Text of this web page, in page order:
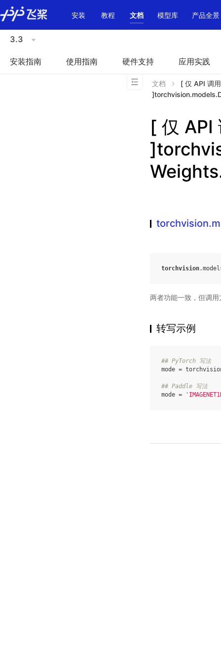
\u200E
安装
教程 文档 模型库 产品全景
3.3
安装指南 使用指南 硬件支持 应用实践
文档
[ 仅 API 调
[ 仅 API
torchvision.
两者功能一致，但调
转写示例
## PyTorch 写法
mode =
## Paddle 写法
mode =